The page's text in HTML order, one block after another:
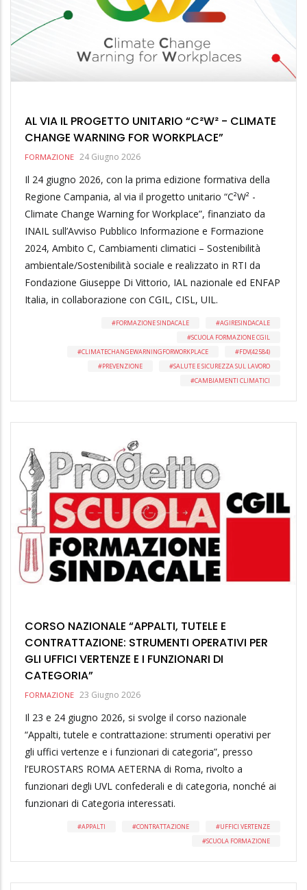
AL VIA IL PROGETTO UNITARIO “C²W² - CLIMATE
CHANGE WARNING FOR WORKPLACE”
FORMAZIONE 24 Giugno 2026
Il 24 giugno 2026, con la prima edizione formativa della
Regione Campania, al via il progetto unitario “C²W² -
Climate Change Warning for Workplace”, finanziato da
INAIL sull’Avviso Pubblico Informazione e Formazione
2024, Ambito C, Cambiamenti climatici – Sostenibilità
ambientale/Sostenibilità sociale e realizzato in RTI da
Fondazione Giuseppe Di Vittorio, IAL nazionale ed ENFAP
Italia, in collaborazione con CGIL, CISL, UIL.
FORMAZIONE SINDACALE
AGIRESINDACALE
SCUOLA FORMAZIONE CGIL
CLIMATECHANGEWARNINGFORWORKPLACE
FDV(42584)
PREVENZIONE
SALUTE E SICUREZZA SUL LAVORO
CAMBIAMENTI CLIMATICI
CORSO NAZIONALE “APPALTI, TUTELE E
CONTRATTAZIONE: STRUMENTI OPERATIVI PER
GLI UFFICI VERTENZE E I FUNZIONARI DI
CATEGORIA”
FORMAZIONE 23 Giugno 2026
Il 23 e 24 giugno 2026, si svolge il corso nazionale
“Appalti, tutele e contrattazione: strumenti operativi per
gli uffici vertenze e i funzionari di categoria”, presso
l’EUROSTARS ROMA AETERNA di Roma, rivolto a
funzionari degli UVL confederali e di categoria, nonché ai
funzionari di Categoria interessati.
APPALTI CONTRATTAZIONE
UFFICI VERTENZE
SCUOLA FORMAZIONE